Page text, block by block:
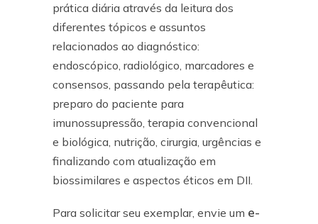
prática diária através da leitura dos
diferentes tópicos e assuntos
relacionados ao diagnóstico:
endoscópico, radiológico, marcadores e
consensos, passando pela terapêutica:
preparo do paciente para
imunossupressão, terapia convencional
e biológica, nutrição, cirurgia, urgências e
finalizando com atualização em
biossimilares e aspectos éticos em DII.
Para solicitar seu exemplar, envie um e-